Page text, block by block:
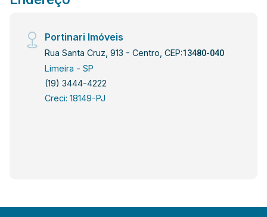
Portinari Imóveis
Rua Santa Cruz, 913 - Centro, CEP:13480-040
Limeira - SP
(19) 3444-4222
Creci: 18149-PJ